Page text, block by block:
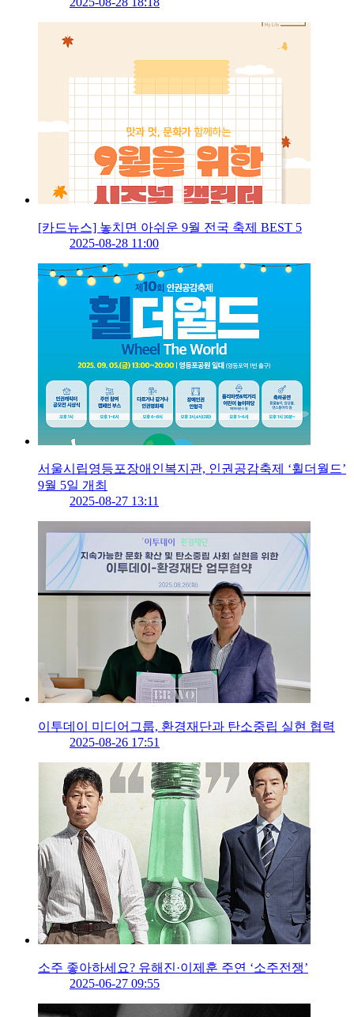
[카드뉴스] 놓치면 아쉬운 9월 전국 축제 BEST 5
2025-08-28 11:00
서울시립영등포장애인복지관, 인권공감축제 ‘휠더월드’
9월 5일 개최
2025-08-27 13:11
이투데이 미디어그룹, 환경재단과 탄소중립 실현 협력
2025-08-26 17:51
소주 좋아하세요? 유해진·이제훈 주연 ‘소주전쟁’
2025-06-27 09:55